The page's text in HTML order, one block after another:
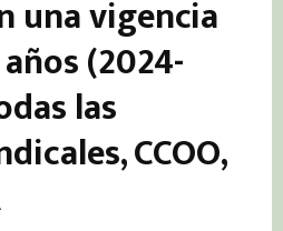
una vigencia
(2024-
las
CCOO,